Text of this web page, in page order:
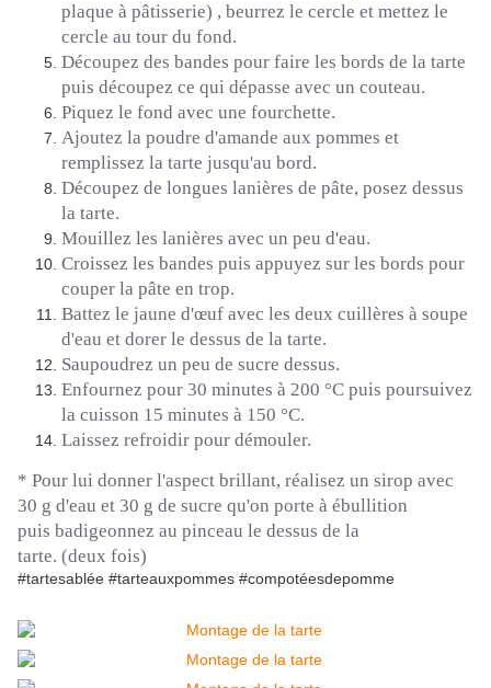
plaque à pâtisserie) , beurrez le cercle et mettez le
cercle au tour du fond.
Découpez des bandes pour faire les bords de la tarte
puis découpez ce qui dépasse avec un couteau.
Piquez le fond avec une fourchette.
Ajoutez la poudre d'amande aux pommes et
remplissez la tarte jusqu'au bord.
Découpez de longues lanières de pâte, posez dessus
la tarte.
Mouillez les lanières avec un peu d'eau.
Croissez les bandes puis appuyez sur les bords pour
couper la pâte en trop.
Battez le jaune d'œuf avec les deux cuillères à soupe
d'eau et dorer le dessus de la tarte.
Saupoudrez un peu de sucre dessus.
Enfournez pour 30 minutes à 200 °C puis poursuivez
la cuisson 15 minutes à 150 °C.
Laissez refroidir pour démouler.
* Pour lui donner l'aspect brillant, réalisez un sirop avec
30 g d'eau et 30 g de sucre qu'on porte à ébullition
puis badigeonnez au pinceau le dessus de la
tarte. (deux fois)
#tartesablée #tarteauxpommes #compotéesdepomme